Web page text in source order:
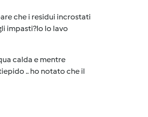
che i residui incrostati
impasti?Io lo lavo
calda e mentre
.. ho notato che il